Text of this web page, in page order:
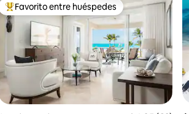
4.92 de 5, 130 reseñas
Favorito entre huéspedes preferido
Favorito entre huéspedes